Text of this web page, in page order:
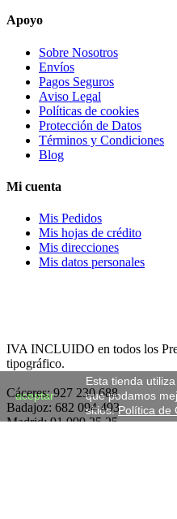
Apoyo
Sobre Nosotros
Envíos
Pagos Seguros
Aviso Legal
Políticas de cookies
Protección de Datos
Términos y Condiciones
Blog
Mi cuenta
Mis Pedidos
Mis hojas de crédito
Mis direcciones
Mis datos personales
IVA INCLUIDO en todos los
tipográfico.
Cáceres: 927 230 688
Badajoz: 682 094 493
Madrid: 91 999 25 25
aceptar
Esta tienda
que podamos
sitios. Política de